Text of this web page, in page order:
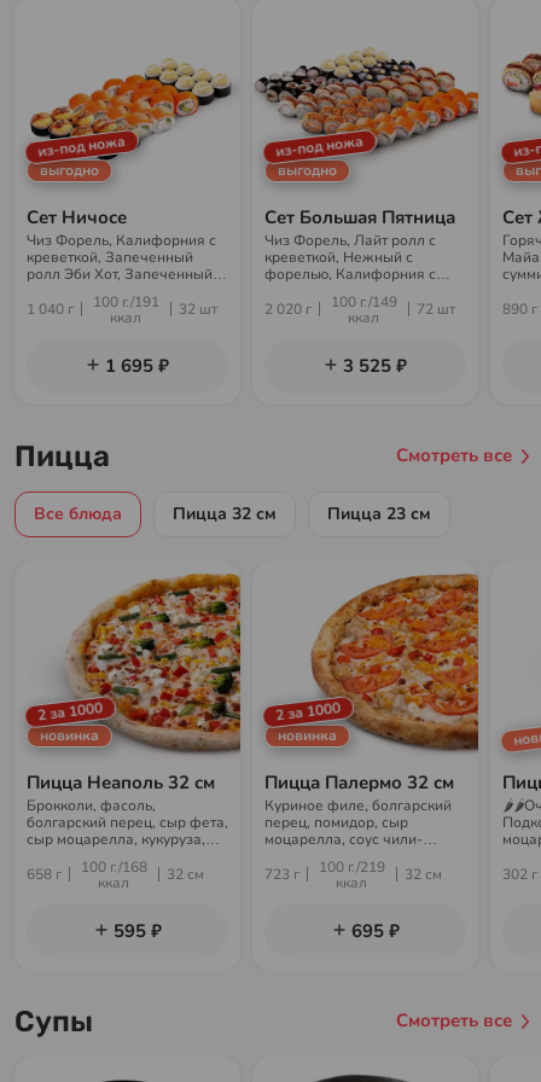
из-под ножа
выгодно
Сет Ничосе
Чиз Форель, Калифорния с
креветкой, Запеченный
ролл Эби Хот, Запеченный с
скидками и акциями
1 040 г
100 г./191
ккал
32 шт
1 695 ₽
из-под ножа
выгодно
Сет Большая Пятница
Чиз Форель, Лайт ролл с
креветкой, Нежный с
форелью, Калифорния с
малыш, Горячая
Калифорния, Запеченный с
угрем, Лайт ролл с угрем и
огурцом. Не суммируются со
2 020 г
100 г./149
ккал
72 шт
3 525 ₽
из-
Сет
890 г
Пицца Смотреть все
Все блюда Пицца 32 см Пицца 23 см
2 за 1000
новинка
Пицца Неаполь 32 см
Брокколи, фасоль,
болгарский перец, сыр фета,
сыр моцарелла, кукуруза,
658 г
100 г./168
ккал
32 см
595 ₽
2 за 1000
новинка
Пицца Палермо 32 см
Куриное филе, болгарский
перец, помидор, сыр
моцарелла, соус чили-
723 г
100 г./219
ккал
32 см
695 ₽
соус
302 г
Супы Смотреть все